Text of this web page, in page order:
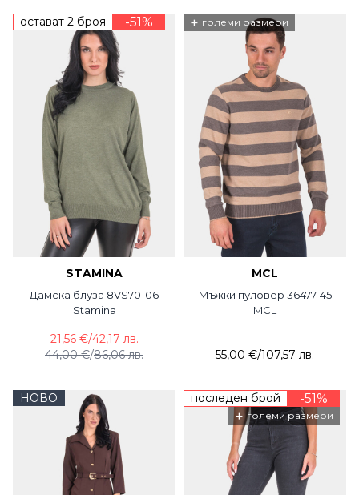
остават 2 броя -51%
STAMINA
Дамска блуза 8VS70-06
Stamina
44,00 €/86,06 лв.
21,56 €/42,17 лв.
+ големи размери
MCL
Мъжки пуловер 36477-45
MCL
55,00 €/107,57 лв.
НОВО последен брой -51%
+ големи размери